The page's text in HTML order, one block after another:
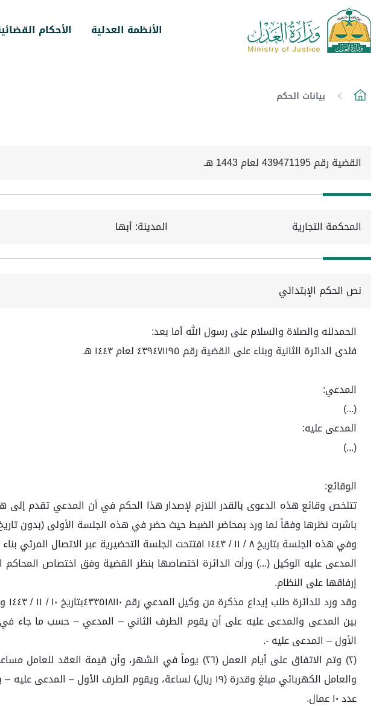
الأنظمة العدلية الأحكام
بيانات الحكم
القضية رقم 439471195 لعام 1443 هـ
المحكمة التجارية المدينة: أبها
نص الحكم الإبتدائي
الحمدلله والصلاة والسلام على رسول الله أما بعد:
فلدى الدائرة الثانية وبناء على القضية رقم ٤٣٩٤٧١١٩٥ لعام ١٤٤٣ هـ
المدعي:
(...)
المدعى عليه:
(...)
الوقائع:
تتلخص وقائع هذه الدعوى بالقدر اللازم لإصدار هذا الحكم في أن المدعي تقدم
باشرت نظرها وفقاً لما ورد بمحاضر الضبط حيث حضر في هذه الجلسة الأولى (بدون
المدعى عليه الوكيل (...) ورأت الدائرة اختصاصها بنظر القضية وفق اختصاص المحاكم
إرفاقها على النظام.
بين المدعى والمدعى عليه على أن يقوم الطرف الثاني – المدعي – حسب ما جاء في
الأول – المدعى عليه -.
والعامل الكهربائي مبلغ وقدرة (١٩ ريال) لساعة، ويقوم
عدد ١٠ عمال.